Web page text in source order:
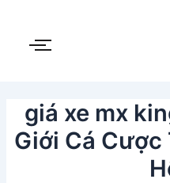
giá xe mx
Giới Cá Cược